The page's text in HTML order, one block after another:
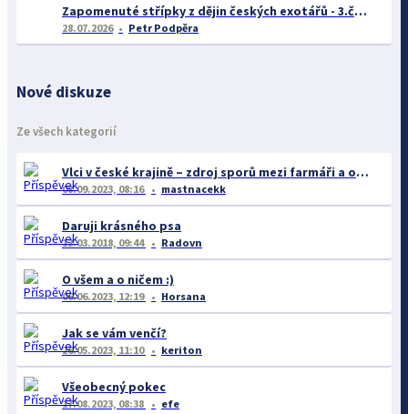
Zapomenuté střípky z dějin českých exotářů - 3.část
28.07.2026 Petr Podpěra
Nové diskuze
Ze všech kategorií
Vlci v české krajině – zdroj sporů mezi farmáři a ochránci
08.09.2023, 08:16 mastnacekk
Daruji krásného psa
12.03.2018, 09:44 Radovn
O všem a o ničem :)
06.06.2023, 12:19 Horsana
Jak se vám venčí?
26.05.2023, 11:10 keriton
Všeobecný pokec
17.08.2023, 08:38 efe